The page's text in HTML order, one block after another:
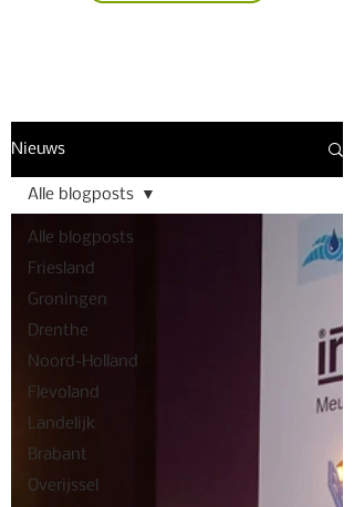
Nieuws
Alle blogposts
Friesland
Groningen
Drenthe
Noord-Holland
Flevoland
Landelijk
Brabant
Overijssel
Alle blogposts